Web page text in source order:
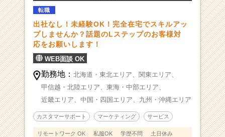
転職
出社なし！未経験OK！完全在宅でスキルアッ
プしませんか？話題のLステップのお客様対
応をお願いします！
WEB面談 OK
勤務地： 北海道・東北エリア、 関東エリア、
甲信越・北陸エリア、 東海・中部エリア、
近畿エリア、 中国・四国エリア、 九州・沖縄エリア
カスタマーサポート マーケティング サービス
リモートワーク OK 私服OK 学歴不問
土日休み